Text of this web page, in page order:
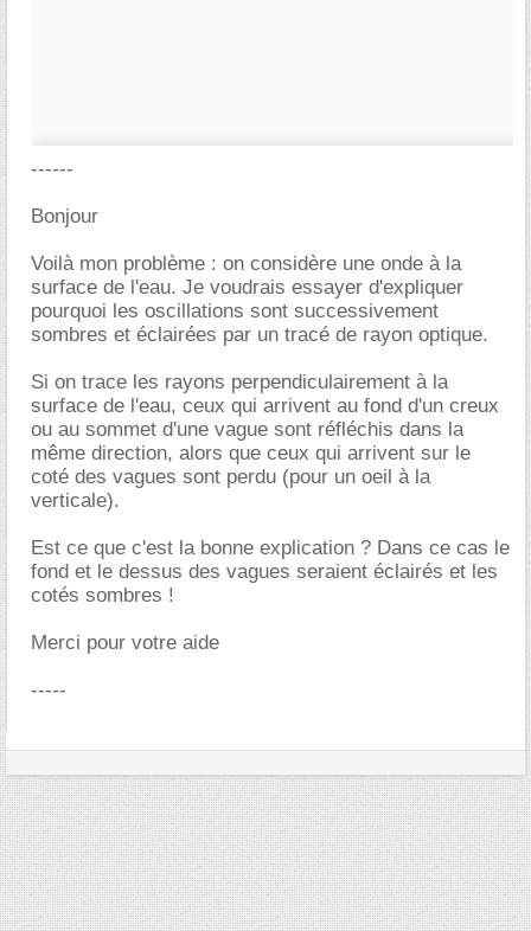
------
Bonjour
Voilà mon problème : on considère une onde à la
surface de l'eau. Je voudrais essayer d'expliquer
pourquoi les oscillations sont successivement
sombres et éclairées par un tracé de rayon optique.
Si on trace les rayons perpendiculairement à la
surface de l'eau, ceux qui arrivent au fond d'un creux
ou au sommet d'une vague sont réfléchis dans la
même direction, alors que ceux qui arrivent sur le
coté des vagues sont perdu (pour un oeil à la
verticale).
Est ce que c'est la bonne explication ? Dans ce cas le
fond et le dessus des vagues seraient éclairés et les
cotés sombres !
Merci pour votre aide
-----